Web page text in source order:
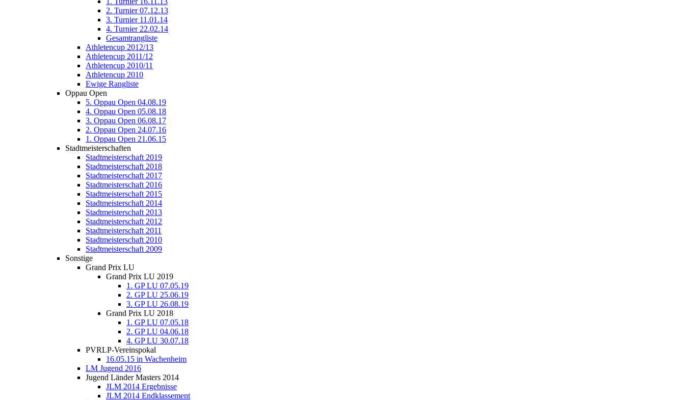
2. Turnier 07.12.13
3. Turnier 11.01.14
4. Turnier 22.02.14
Gesamtrangliste
Athletencup 2012/13
Athletencup 2011/12
Athletencup 2010/11
Athletencup 2010
Ewige Rangliste
Oppau Open
5. Oppau Open 04.08.19
4. Oppau Open 05.08.18
3. Oppau Open 06.08.17
2. Oppau Open 24.07.16
1. Oppau Open 21.06.15
Stadtmeisterschaften
Stadtmeisterschaft 2019
Stadtmeisterschaft 2018
Stadtmeisterschaft 2017
Stadtmeisterschaft 2016
Stadtmeisterschaft 2015
Stadtmeisterschaft 2014
Stadtmeisterschaft 2013
Stadtmeisterschaft 2012
Stadtmeisterschaft 2011
Stadtmeisterschaft 2010
Stadtmeisterschaft 2009
Sonstige
Grand Prix LU
Grand Prix LU 2019
1. GP LU 07.05.19
2. GP LU 25.06.19
3. GP LU 26.08.19
Grand Prix LU 2018
1. GP LU 07.05.18
2. GP LU 04.06.18
4. GP LU 30.07.18
PVRLP-Vereinspokal
16.05.15 in Wachenheim
LM Jugend 2016
Jugend Länder Masters 2014
JLM 2014 Ergebnisse
JLM 2014 Endklassement